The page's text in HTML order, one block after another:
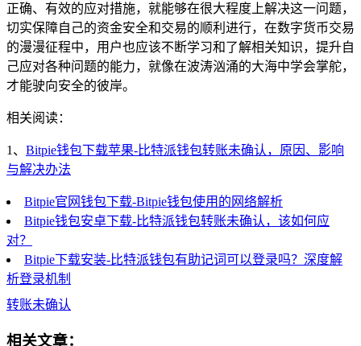
正确、有效的应对措施，就能够在很大程度上解决这一问题，
切实保障自己的资金安全和交易的顺利进行，在数字货币交易
的漫漫征程中，用户也应该不断学习和了解相关知识，提升自
己应对各种问题的能力，就像在波涛汹涌的大海中学会掌舵，
才能驶向安全的彼岸。
相关阅读：
1、 Bitpie钱包下载苹果-比特派钱包转账未确认，原因、影响
与解决办法
Bitpie官网钱包下载-Bitpie钱包使用的网络解析
Bitpie钱包安卓下载-比特派钱包转账未确认，该如何应
对？
Bitpie下载安装-比特派钱包有助记词可以登录吗？深度解
析登录机制
转账未确认
相关文章：